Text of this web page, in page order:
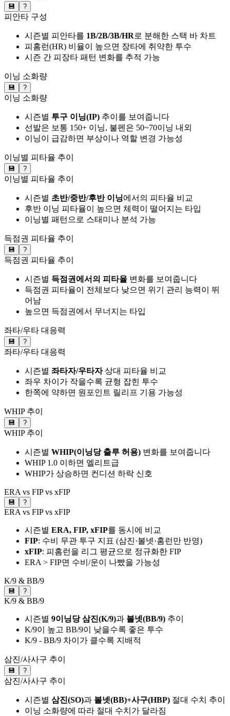
💾 ?
피안타 구성
시즌별 피안타를 1B/2B/3B/HR로 분해한 스택 바 차트
피홈런(HR) 비율이 높으면 장타에 취약한 투수
시즌 간 피장타 패턴 변화를 추적 가능
이닝 소화량
💾 ?
이닝 소화량
시즌별 투구 이닝(IP) 추이를 보여줍니다
선발은 보통 150+ 이닝, 불펜은 50~70이닝 내외
이닝이 급감하면 부상이나 역할 변경 가능성
이닝별 피타율 추이
💾 ?
이닝별 피타율 추이
시즌별 초반/중반/후반 이닝에서의 피타율 비교
후반 이닝 피타율이 높으면 체력이 떨어지는 타입
이닝별 패턴으로 스태미나 분석 가능
득점권 피타율 추이
💾 ?
득점권 피타율 추이
시즌별 득점권에서의 피타율 변화를 보여줍니다
득점권 피타율이 전체보다 낮으면 위기 관리 능력이 뛰
어남
높으면 득점권에서 무너지는 타입
좌타/우타 대응력
💾 ?
좌타/우타 대응력
시즌별 좌타자/우타자상대 피타율 비교
좌우 차이가 작을수록 균형 잡힌 투수
한쪽에 약하면 원포인트 릴리프 기용 가능성
WHIP 추이
💾 ?
WHIP 추이
시즌별 WHIP(이닝당 출루 허용) 변화를 보여줍니다
WHIP 1.0 이하면 엘리트급
WHIP가 상승하면 컨디션 하락 신호
ERA vs FIP vs xFIP
💾 ?
ERA vs FIP vs xFIP
시즌별 ERA, FIP, xFIP를 동시에 비교
FIP: 수비 무관 투구 지표 (삼진·볼넷·홈런만 반영)
xFIP: 피홈런을 리그 평균으로 정규화한 FIP
ERA > FIP면 수비/운이 나빴을 가능성
K/9 & BB/9
💾 ?
K/9 & BB/9
시즌별 9이닝당 삼진(K/9)과 볼넷(BB/9) 추이
K/9이 높고 BB/9이 낮을수록 좋은 투수
K/9 - BB/9 차이가 클수록 지배적
삼진/사사구 추이
💾 ?
삼진/사사구 추이
시즌별 삼진(SO)과 볼넷(BB)+사구(HBP) 절대 수치 추이
이닝 소화량에 따라 절대 수치가 달라짐